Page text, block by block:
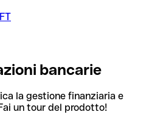
bancarie
la gestione finanziaria e
un tour del prodotto!